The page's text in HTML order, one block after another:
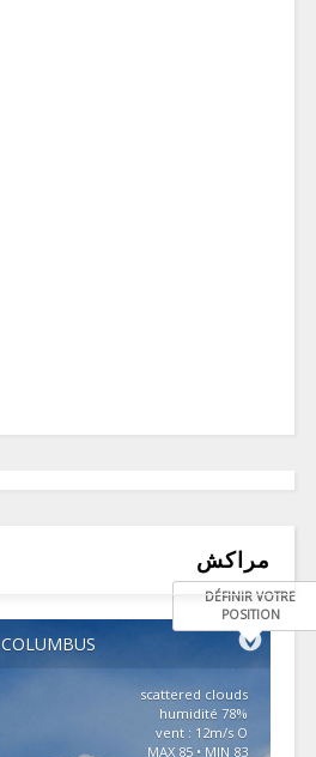
مراكش
COLUMBUS
DÉFINIR VOTRE
POSITION
scattered clouds
78% humidité
vent : 12m/s O
MAX 85 • MIN 83